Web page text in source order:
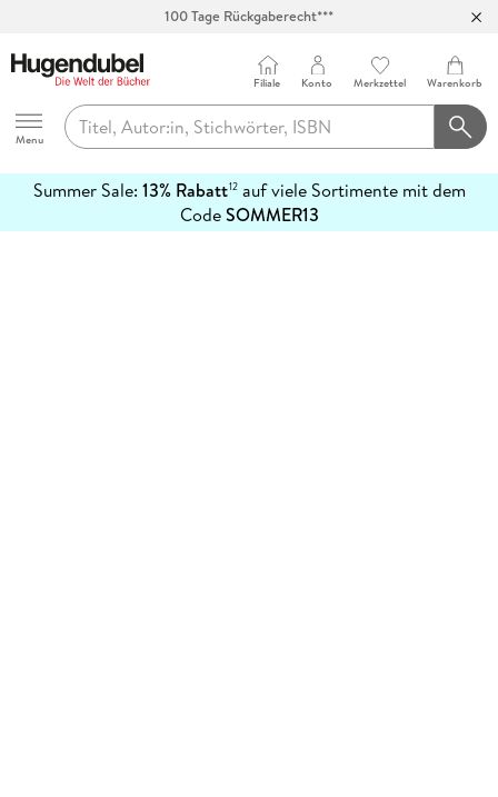
100 Tage Rückgaberecht***
Hugendubel
Menu
Filiale Konto Merkzettel Warenkorb
Summer Sale: 13% Rabatt12auf viele Sortimente mit dem
CodeSOMMER13
erfahren